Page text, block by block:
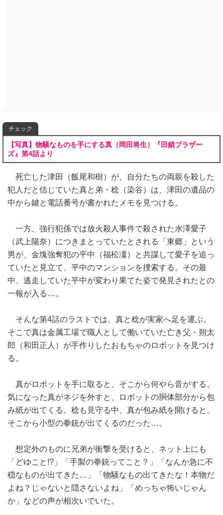
チェック
【写真】物騒なものを手にする真（岡田将生）『田鎖ブラザー
ズ』第4話より
死亡した津田（飯尾和樹）が、自分たちの両親を殺した
犯人だと信じていた真と弟・稔（染谷）は、津田の遺品の
中から鍵と電話番号が書かれたメモを見つける。
一方、強行犯係では放火殺人事件で殺された水澤愛子
（武上陽奈）につきまとっていたとされる「東郷」という
男が、金塊強奪犯の平中（福松凜）と共謀して愛子を追っ
ていたと見立て、平中のマンションを捜索する。その最
中、逃走していた平中が変わり果てた姿で発見されたとの
一報が入る…。
そんな第4話のラストでは、真と稔が実家へ足を運ぶ。
そこで真は金属工場で職人として働いていた亡き父・朔太
郎（和田正人）が手作りしたおもちゃのロボットを見つけ
る。
真がロボットを手に取ると、そこから何やら音がする。
気になった真がネジを外すと、ロボットの胴体部分から包
み紙が出てくる。稔も見守る中、真が包み紙を開けると、
そこから小型の拳銃が出てくるのだった…。
想定外のものに兄弟が衝撃を受けると、ネット上にも
「どゆこと!?」「手製の拳銃ってこと？」「なんか急に不
穏なものが出てきた…」「物騒なもの出てきたな！本物だ
よね？じゃないと隠さないよね」「めっちゃ怖いじゃん
か」などの声が相次いでいた。